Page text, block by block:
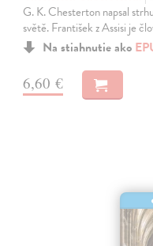
G. K. Chesterton napsal
světě. František z Assisi je
Na stiahnutie ako
6,60 €